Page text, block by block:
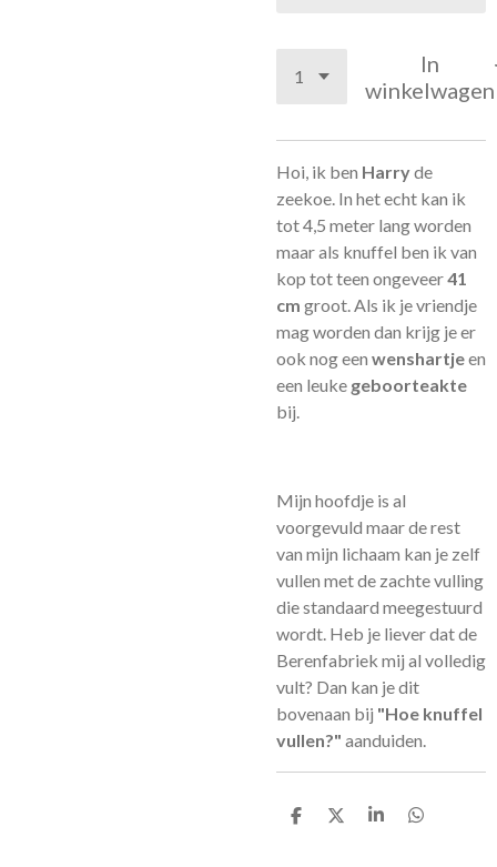
In
winkelwagen
Hoi, ik ben Harryde
zeekoe. In het echt kan ik
tot 4,5 meter lang worden
maar als knuffel ben ik van
kop tot teen ongeveer41
cm groot. Als ik je vriendje
mag worden dan krijg je er
ook nog een wenshartjeen
een leuke geboorteakte
bij.
Mijn hoofdje is al
voorgevuld maar de rest
van mijn lichaam kan je zelf
vullen met de zachte vulling
die standaard meegestuurd
wordt. Heb je liever dat de
Berenfabriek mij al volledig
vult? Dan kan je dit
bovenaan bij "Hoe knuffel
vullen?" aanduiden.
D
D
S
D